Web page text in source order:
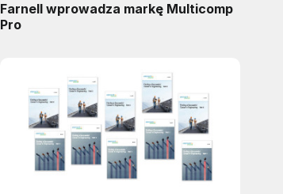
Farnell wprowadza markę Multicomp
Pro